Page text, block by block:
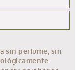
sin perfume, sin
.